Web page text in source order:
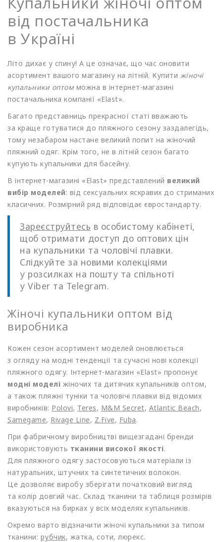
від постачальника
в Україні
Літо дихає у спину! А це означає, що час оновити
асортимент вашого магазину на літній. Купити жіночі
купальники оптом можна в інтернет-магазині
постачальника компанії «Elast».
Багато представниць прекрасної статі вважають
за краще готуватися до пляжного сезону заздалегідь,
тому незабаром настане великий попит на жіночий
пляжний одяг. Крім того, не в літній сезон багато
купують купальники для басейну.
В інтернет-магазині «Elast» представлений великий
вибір моделей: від сексуальних яскравих до стриманих
класичних. Розмірний ряд відповідає євростандарту.
Зареєструйтесь в особистому кабінеті,
щоб отримати доступ до оптових цін
на купальники та чоловічі плавки.
Слідкуйте за новими колекціями
у розсилках на пошту та спільноті
у Viber та Telegram.
Жіночі купальники оптом від
виробника
Кожен сезон асортимент моделей оновлюється
з огляду на модні тенденції та сучасні нові колекції
пляжного одягу. Інтернет-магазин «Elast» пропонує
модні моделі жіночих та дитячих купальників оптом,
а також пляжні туніки та чоловічі плавки від відомих
виробників: Polovi, Teres, M&M Secret, Atlantic Beach,
Samegame, Rivage Line, Z.Five, Fuba.
При фабричному виробництві вищезгадані бренди
використовують тканини високої якості.
Для пляжного одягу застосовуються матеріали із
натуральних, штучних та синтетичних волокон.
Це дозволяє виробу зберігати початковий вигляд
та колір довгий час. Склад тканини та таблиця розмірів
вказуються на бирках у всіх моделях купальників.
Окремо варто відзначити жіночі купальники за типом
тканини: рубчик, жатка, соти, люрекс.